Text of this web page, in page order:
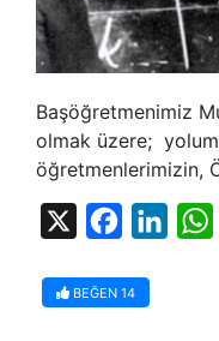
Başöğretmenimiz
olmak üzere;
öğretmenlerimizin,
Facebook
BEĞEN 14